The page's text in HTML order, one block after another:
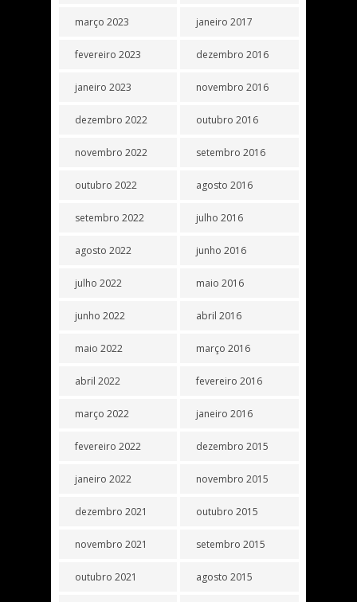
março 2023
fevereiro 2023
janeiro 2023
dezembro 2022
novembro 2022
outubro 2022
setembro 2022
agosto 2022
julho 2022
junho 2022
maio 2022
abril 2022
março 2022
fevereiro 2022
janeiro 2022
dezembro 2021
novembro 2021
outubro 2021
janeiro 2017
dezembro 2016
novembro 2016
outubro 2016
setembro 2016
agosto 2016
julho 2016
junho 2016
maio 2016
abril 2016
março 2016
fevereiro 2016
janeiro 2016
dezembro 2015
novembro 2015
outubro 2015
setembro 2015
agosto 2015